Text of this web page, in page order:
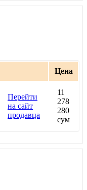
Цена
Перейти
на сайт
продавца
11
278
280
сум